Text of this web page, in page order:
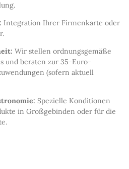
Integration Ihrer Firmenkarte oder
Wir stellen ordnungsgemäße
und beraten zur 35-Euro-
(sofern aktuell
Spezielle Konditionen
in Großgebinden oder für die